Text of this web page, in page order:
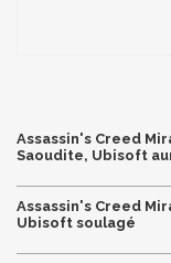
Assassin's Creed
Saoudite, Ubisoft
Assassin's Creed
Ubisoft soulagé